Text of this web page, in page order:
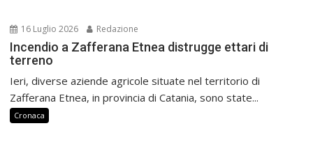
16 Luglio 2026 Redazione
Incendio a Zafferana Etnea distrugge ettari di
terreno
Ieri, diverse aziende agricole situate nel territorio di
Zafferana Etnea, in provincia di Catania, sono state...
Cronaca